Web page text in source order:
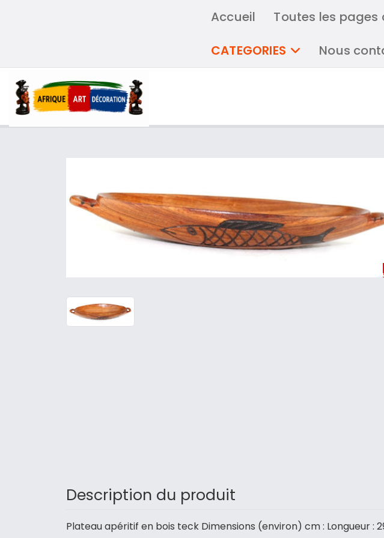
Accueil Toutes les pages
CATEGORIES
Nous
Description du produit
Plateau apéritif en bois teck Dimensions (environ) cm : Longueur :